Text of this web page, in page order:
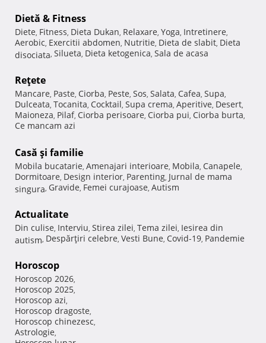
Dietă & Fitness
Diete, Fitness, Dieta Dukan, Relaxare, Yoga, Intretinere,
Aerobic, Exercitii abdomen, Nutritie, Dieta de slabit, Dieta
disociata, Silueta, Dieta ketogenica, Sala de acasa
Reţete
Mancare, Paste, Ciorba, Peste, Sos, Salata, Cafea, Supa,
Dulceata, Tocanita, Cocktail, Supa crema, Aperitive, Desert,
Maioneza, Pilaf, Ciorba perisoare, Ciorba pui, Ciorba burta,
Ce mancam azi
Casă şi familie
Mobila bucatarie, Amenajari interioare, Mobila, Canapele,
Dormitoare, Design interior, Parenting, Jurnal de mama
singura, Gravide, Femei curajoase, Autism
Actualitate
Din culise, Interviu, Stirea zilei, Tema zilei, Iesirea din
autism, Despărţiri celebre, Vesti Bune, Covid-19, Pandemie
Horoscop
Horoscop 2026,
Horoscop 2025,
Horoscop azi,
Horoscop dragoste,
Horoscop chinezesc,
Astrologie,